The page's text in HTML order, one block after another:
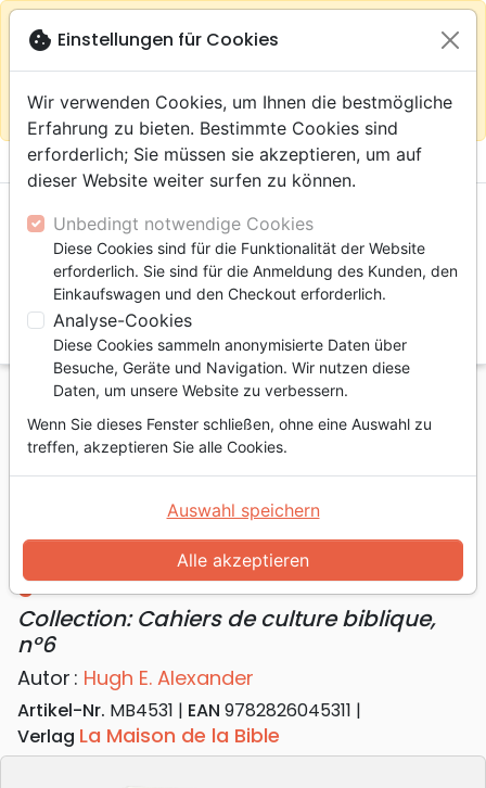
Auf der Webseite Europa bleiben close
warningGemäß
Ihrem
Einkauf im ShopDas Haus der Bibel Schweiz
menu shopping_cart
Suche
Startseite Bücher Lehre
Heiliger Geist
Mission temporaire du Saint-Esprit pendant la
dispensation de la grâce (La) - Collection: Cahiers de
culture biblique, n°6
La Mission temporaire du Saint-
Esprit pendant la dispensation de la
grâce
Collection: Cahiers de culture biblique,
n°6
Autor : Hugh E. Alexander
Artikel-Nr. MB4531 EAN 9782826045311
Verlag La Maison de la Bible
cookie Einstellungen für Cookies
Wir verwenden Cookies, um Ihnen die bestmögliche
Erfahrung zu bieten. Bestimmte Cookies sind
erforderlich; Sie müssen sie akzeptieren, um auf
dieser Website weiter surfen zu können.
Unbedingt notwendige Cookies
Diese Cookies sind für die Funktionalität der Website
erforderlich. Sie sind für die Anmeldung des Kunden, den
Einkaufswagen und den Checkout erforderlich.
Analyse-Cookies
Diese Cookies sammeln anonymisierte Daten über
Besuche, Geräte und Navigation. Wir nutzen diese
Daten, um unsere Website zu verbessern.
Wenn Sie dieses Fenster schließen, ohne eine Auswahl zu
treffen, akzeptieren Sie alle Cookies.
Alle akzeptieren
Auswahl speichern